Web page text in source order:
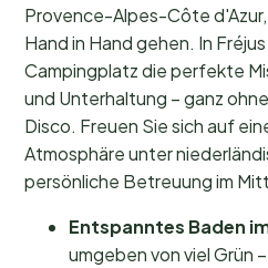
Provence-Alpes-Côte
Hand in Hand gehen. In
Campingplatz die perfekte
und Unterhaltung – ganz
Disco. Freuen Sie sich auf
Atmosphäre unter
persönliche Betreuung im
Entspanntes Baden
umgeben von viel Grün